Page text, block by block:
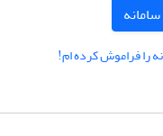
را فراموش کرده ام!